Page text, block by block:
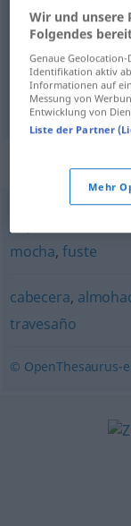
Kopfenden
Abtastkopfm
mocha,fuste
cabecera,
travesaño
© OpenThesaurus-
Wir und unsere
Folgendes
Genaue
Identifikation aktiv
Informationen auf
Messung von
Entwicklung von
Liste der Partner
Mehr